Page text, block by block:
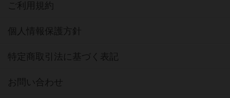
ご利用規約
個人情報保護方針
特定商取引法に基づく表記
お問い合わせ